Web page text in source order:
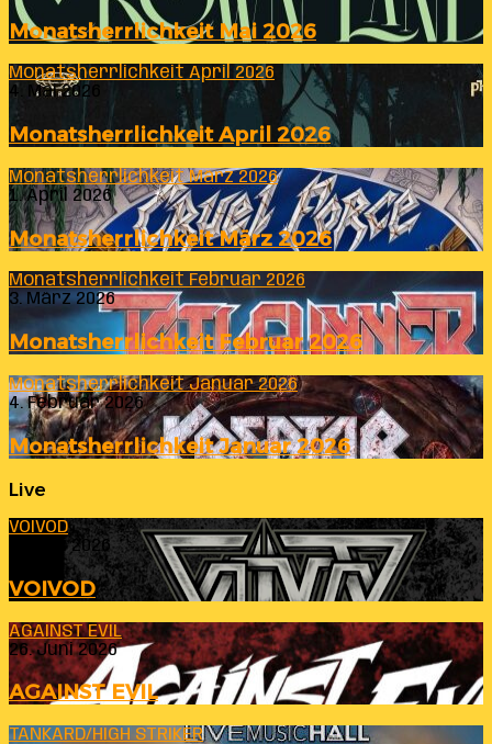
Monatsherrlichkeit Mai 2026
Monatsherrlichkeit April 2026
4. Mai 2026
Monatsherrlichkeit April 2026
Monatsherrlichkeit März 2026
1. April 2026
Monatsherrlichkeit März 2026
Monatsherrlichkeit Februar 2026
3. März 2026
Monatsherrlichkeit Februar 2026
Monatsherrlichkeit Januar 2026
4. Februar 2026
Monatsherrlichkeit Januar 2026
Live
VOIVOD
23. Juli 2026
VOIVOD
AGAINST EVIL
26. Juni 2026
AGAINST EVIL
TANKARD/HIGH STRIKER